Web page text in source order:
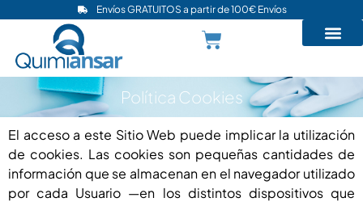
Envíos GRATUITOS a partir de 100€ Envíos
Política Cookies
El acceso a este Sitio Web puede implicar la utilización
de cookies. Las cookies son pequeñas cantidades de
información que se almacenan en el navegador utilizado
por cada Usuario —en los distintos dispositivos que